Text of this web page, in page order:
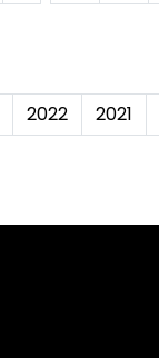
2022 2021